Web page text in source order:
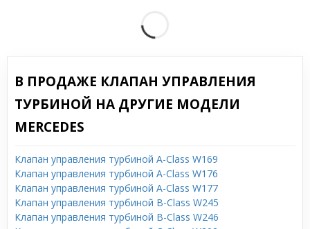
В ПРОДАЖЕ КЛАПАН УПРАВЛЕНИЯ
ТУРБИНОЙ НА ДРУГИЕ МОДЕЛИ
MERCEDES
Клапан управления турбиной A-Class W169
Клапан управления турбиной A-Class W176
Клапан управления турбиной A-Class W177
Клапан управления турбиной B-Class W245
Клапан управления турбиной B-Class W246